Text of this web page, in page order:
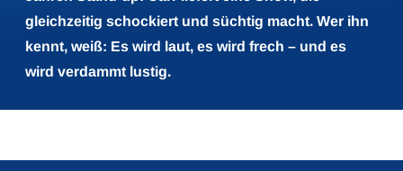
gleichzeitig schockiert und süchtig macht. Wer ihn
kennt, weiß: Es wird laut, es wird frech – und es
wird verdammt lustig.